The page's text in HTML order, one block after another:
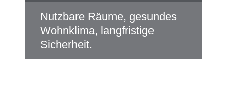
Nutzbare Räume, gesundes
Wohnklima, langfristige
Sicherheit.